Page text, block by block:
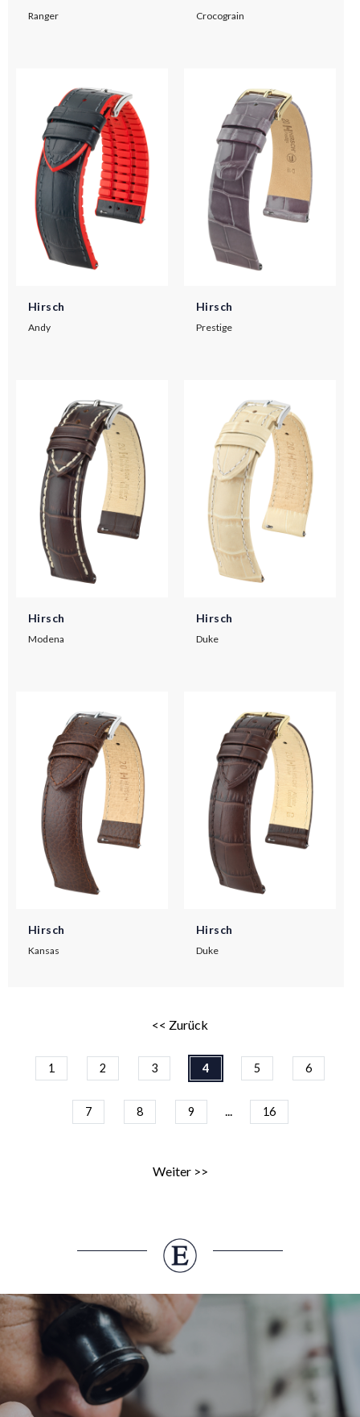
Ranger Crocograin
Hirsch
Andy
Hirsch
Prestige
Hirsch
Modena
Hirsch
Duke
Hirsch
Kansas
Hirsch
Duke
<< Zurück
1 2 3 4 5 6
7 8 9 ... 16
Weiter >>